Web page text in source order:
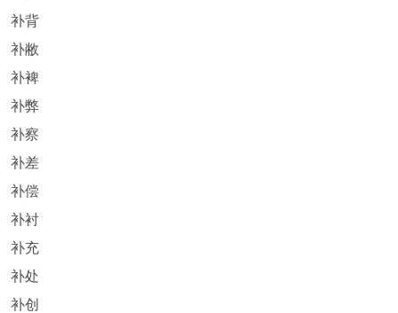
补背
补敝
补裨
补弊
补察
补差
补偿
补衬
补充
补处
补创